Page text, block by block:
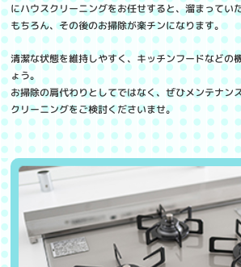
にハウスクリーニングをお任せすると、溜まってい
もちろん、その後のお掃除が楽チンになります。
清潔な状態を維持しやすく、キッチンフードなどの
ょう。
お掃除の肩代わりとしてではなく、ぜひメンテナン
クリーニングをご検討くださいませ。